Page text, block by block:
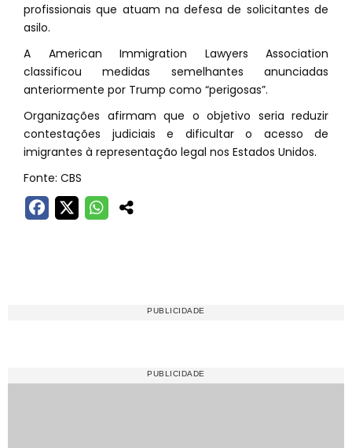
profissionais que atuam na defesa de solicitantes de
asilo.
A American Immigration Lawyers Association
classificou medidas semelhantes anunciadas
anteriormente por Trump como “perigosas”.
Organizações afirmam que o objetivo seria reduzir
contestações judiciais e dificultar o acesso de
imigrantes à representação legal nos Estados Unidos.
Fonte: CBS